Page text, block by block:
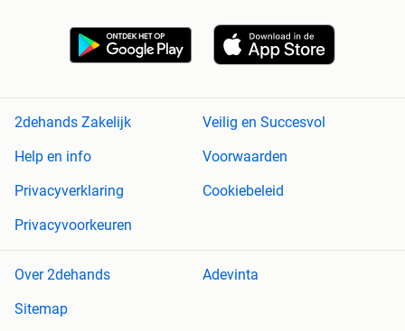
2dehands Zakelijk
Veilig en Succesvol
Help en info
Voorwaarden
Privacyverklaring
Cookiebeleid
Privacyvoorkeuren
Over 2dehands
Adevinta
Sitemap